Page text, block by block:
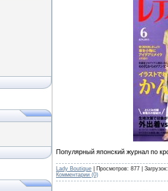
Популярный японский журнал по
Lady Boutique | Просмотров: 877 |
Комментарии (0)